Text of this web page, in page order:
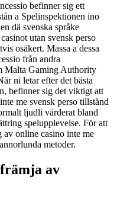
befinner sig ett
a Spelinspektionen ino
dä svenska språke
utan svensk perso
osäkert. Massa a dessa
från andra
Malta Gaming Authority
ni letar efter det bästa
befinner sig det viktigt att
me svensk perso tillstånd
ljudli värderat bland
spelupplevelse. För att
online casino inte me
metoder.
av